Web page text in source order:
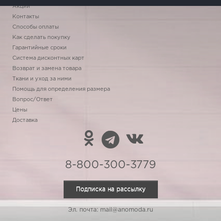
Акции
Контакты
Способы оплаты
Как сделать покупку
Гарантийные сроки
Система дисконтных карт
Возврат и замена товара
Ткани и уход за ними
Помощь для определения размера
Вопрос/Ответ
Цены
Доставка
8-800-300-3779
Подписка на рассылку
Эл. почта: mail@anomoda.ru